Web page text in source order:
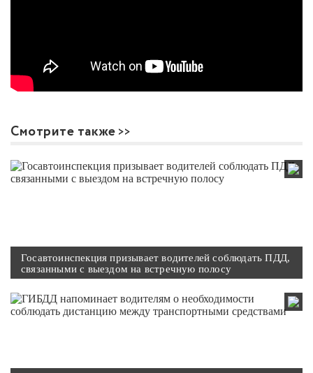
Смотрите также
Госавтоинспекция призывает водителей соблюдать ПДД,
связанными с выездом на встречную полосу